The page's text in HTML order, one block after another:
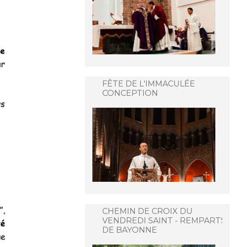
FÊTE DE L'IMMACULÉE
CONCEPTION
CHEMIN DE CROIX DU
VENDREDI SAINT - REMPARTS
DE BAYONNE